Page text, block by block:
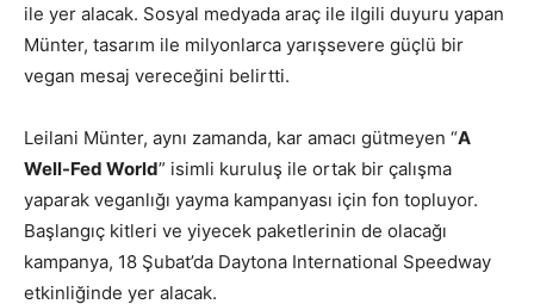
ile yer alacak. Sosyal medyada araç ile ilgili duyuru yapan
Münter, tasarım ile milyonlarca yarışsevere güçlü bir
vegan mesaj vereceğini belirtti.
Leilani Münter, aynı zamanda, kar amacı gütmeyen “A
Well-Fed World” isimli kuruluş ile ortak bir çalışma
yaparak veganlığı yayma kampanyası için fon topluyor.
Başlangıç kitleri ve yiyecek paketlerinin de olacağı
kampanya, 18 Şubat’da Daytona International Speedway
etkinliğinde yer alacak.